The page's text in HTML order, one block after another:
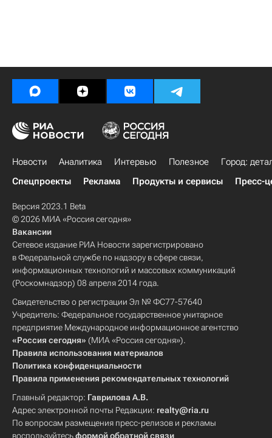
Новости Аналитика Интервью Полезное
Город:
Спецпроекты
Реклама Продукты и сервисы Пресс-
Версия 2023.1 Beta
© 2026 МИА «Россия сегодня»
Вакансии
Сетевое издание РИА Новости зарегистрировано
в Федеральной службе по надзору в сфере связи,
информационных технологий и массовых коммуникаций
(Роскомнадзор) 08 апреля 2014 года.
Свидетельство о регистрации Эл № ФС77-57640
Учредитель: Федеральное государственное унитарное
предприятие Международное информационное агентство
«Россия сегодня» (МИА «Россия сегодня»).
Правила использования материалов
Политика конфиденциальности
Правила применения рекомендательных технологий
Главный редактор: Гаврилова А.В.
Адрес электронной почты Редакции: realty@ria.ru
По вопросам размещения пресс-релизов и рекламы
воспользуйтесьформой обратной связи